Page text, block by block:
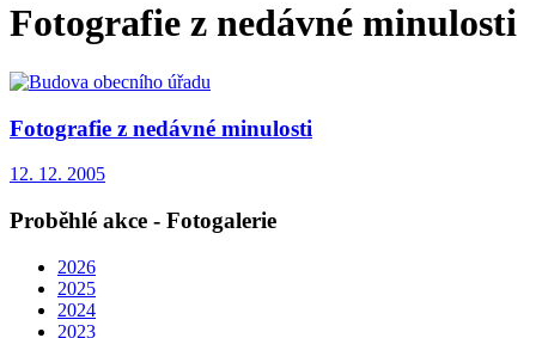
Fotografie z nedávné minulosti
Fotografie z nedávné minulosti
12. 12. 2005
Proběhlé akce - Fotogalerie
2026
2025
2024
2023